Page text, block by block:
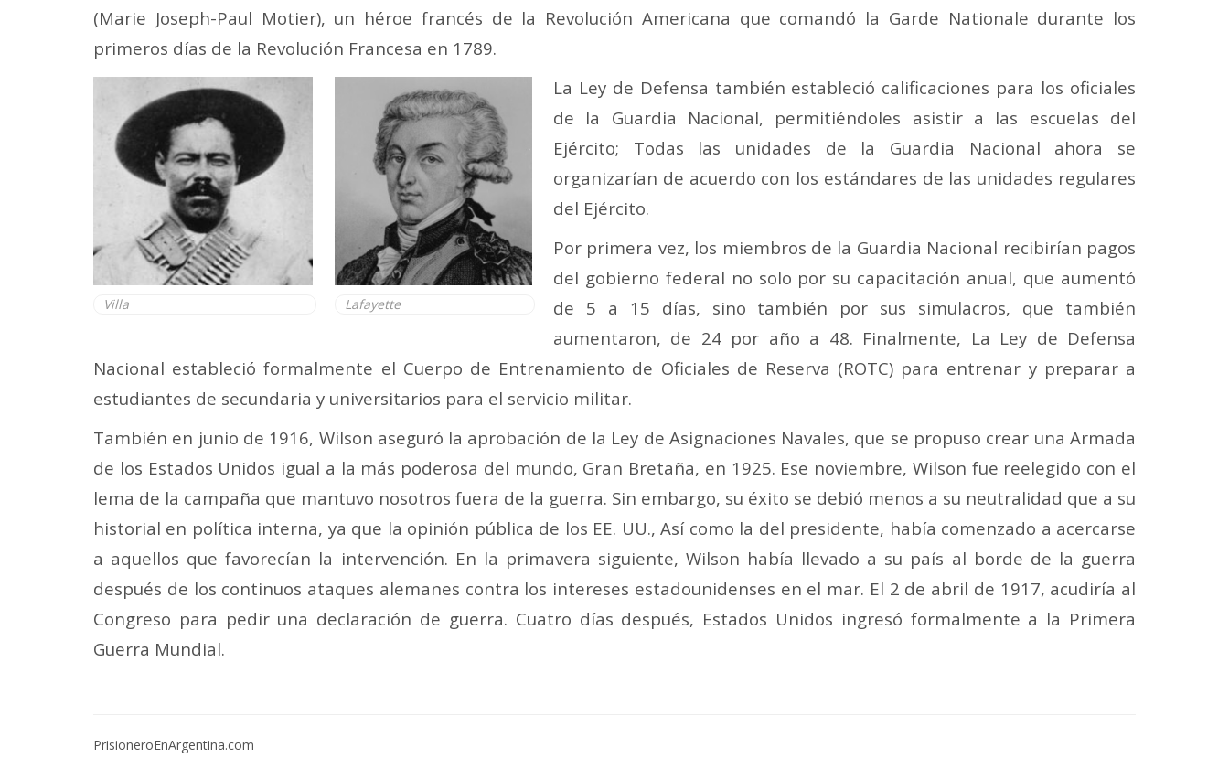
(Marie Joseph-Paul Motier), un héroe francés de la Revolución Americana que comandó la Garde Nationale durante los
primeros días de la Revolución Francesa en 1789.
Villa Lafayette
La Ley de Defensa también estableció calificaciones para los oficiales
de la Guardia Nacional, permitiéndoles asistir a las escuelas del
Ejército; Todas las unidades de la Guardia Nacional ahora se
organizarían de acuerdo con los estándares de las unidades regulares
del Ejército.
Por primera vez, los miembros de la Guardia Nacional recibirían pagos
del gobierno federal no solo por su capacitación anual, que aumentó
de 5 a 15 días, sino también por sus simulacros, que también
aumentaron, de 24 por año a 48. Finalmente, La Ley de Defensa
Nacional estableció formalmente el Cuerpo de Entrenamiento de Oficiales de Reserva (ROTC) para entrenar y preparar a
estudiantes de secundaria y universitarios para el servicio militar.
También en junio de 1916, Wilson aseguró la aprobación de la Ley de Asignaciones Navales, que se propuso crear una Armada
de los Estados Unidos igual a la más poderosa del mundo, Gran Bretaña, en 1925. Ese noviembre, Wilson fue reelegido con el
lema de la campaña que mantuvo nosotros fuera de la guerra. Sin embargo, su éxito se debió menos a su neutralidad que a su
historial en política interna, ya que la opinión pública de los EE. UU., Así como la del presidente, había comenzado a acercarse
a aquellos que favorecían la intervención. En la primavera siguiente, Wilson había llevado a su país al borde de la guerra
después de los continuos ataques alemanes contra los intereses estadounidenses en el mar. El 2 de abril de 1917, acudiría al
Congreso para pedir una declaración de guerra. Cuatro días después, Estados Unidos ingresó formalmente a la Primera
Guerra Mundial.
PrisioneroEnArgentina.com